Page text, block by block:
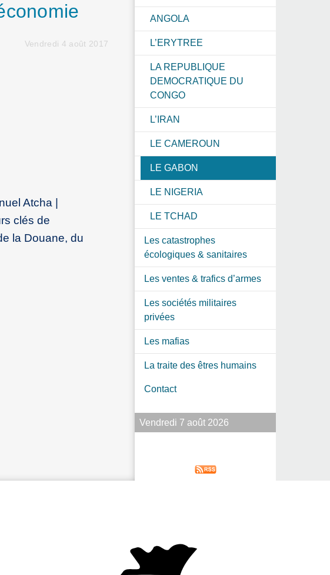
Vendredi 4 août 2017
Atcha |
clés de
la Douane, du
ANGOLA
L’ERYTREE
LA REPUBLIQUE
DEMOCRATIQUE DU
CONGO
L’IRAN
LE CAMEROUN
LE GABON
LE NIGERIA
LE TCHAD
Les catastrophes
écologiques & sanitaires
Les ventes & trafics d’armes
Les sociétés militaires
privées
Les mafias
La traite des êtres humains
Contact
Vendredi 7 août 2026